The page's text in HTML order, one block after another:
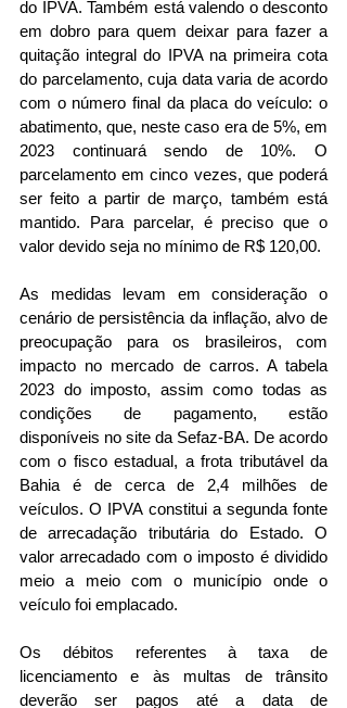
do IPVA. Também está valendo o desconto
em dobro para quem deixar para fazer a
quitação integral do IPVA na primeira cota
do parcelamento, cuja data varia de acordo
com o número final da placa do veículo: o
abatimento, que, neste caso era de 5%, em
2023 continuará sendo de 10%. O
parcelamento em cinco vezes, que poderá
ser feito a partir de março, também está
mantido. Para parcelar, é preciso que o
valor devido seja no mínimo de R$ 120,00.
As medidas levam em consideração o
cenário de persistência da inflação, alvo de
preocupação para os brasileiros, com
impacto no mercado de carros. A tabela
2023 do imposto, assim como todas as
condições de pagamento, estão
disponíveis no site da Sefaz-BA. De acordo
com o fisco estadual, a frota tributável da
Bahia é de cerca de 2,4 milhões de
veículos. O IPVA constitui a segunda fonte
de arrecadação tributária do Estado. O
valor arrecadado com o imposto é dividido
meio a meio com o município onde o
veículo foi emplacado.
Os débitos referentes à taxa de
licenciamento e às multas de trânsito
deverão ser pagos até a data de